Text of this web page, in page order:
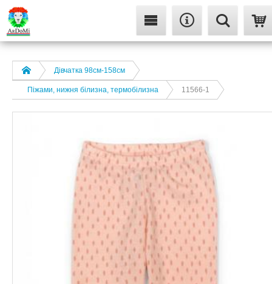
Дівчатка 98cм-158см
Піжами, нижня білизна, термобілизна 11566-1